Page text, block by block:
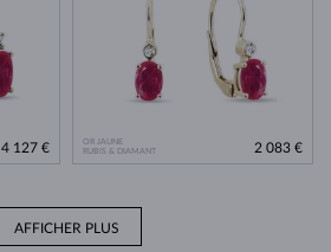
4 127 €
OR JAUNE
RUBIS & DIAMANT
2 083 €
AFFICHER PLUS